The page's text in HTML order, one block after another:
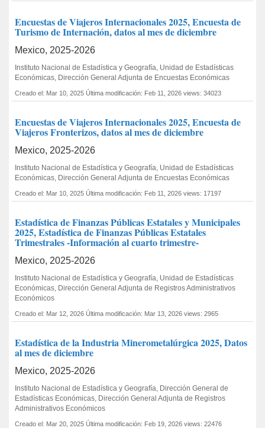
Encuestas de Viajeros Internacionales 2025, Encuesta de
Turismo de Internación, datos al mes de diciembre
Mexico, 2025-2026
Instituto Nacional de Estadística y Geografía, Unidad de Estadísticas
Económicas, Dirección General Adjunta de Encuestas Económicas
Creado el: Mar 10, 2025 Última modificación: Feb 11, 2026 views: 34023
Encuestas de Viajeros Internacionales 2025, Encuesta de
Viajeros Fronterizos, datos al mes de diciembre
Mexico, 2025-2026
Instituto Nacional de Estadística y Geografía, Unidad de Estadísticas
Económicas, Dirección General Adjunta de Encuestas Económicas
Creado el: Mar 10, 2025 Última modificación: Feb 11, 2026 views: 17197
Estadística de Finanzas Públicas Estatales y Municipales
2025, Estadística de Finanzas Públicas Estatales
Trimestrales -Información al cuarto trimestre-
Mexico, 2025-2026
Instituto Nacional de Estadística y Geografía, Unidad de Estadísticas
Económicas, Dirección General Adjunta de Registros Administrativos
Económicos
Creado el: Mar 12, 2026 Última modificación: Mar 13, 2026 views: 2965
Estadística de la Industria Minerometalúrgica 2025, Datos
al mes de diciembre
Mexico, 2025-2026
Instituto Nacional de Estadística y Geografía, Dirección General de
Estadísticas Económicas, Dirección General Adjunta de Registros
Administrativos Económicos
Creado el: Mar 20, 2025 Última modificación: Feb 19, 2026 views: 22476